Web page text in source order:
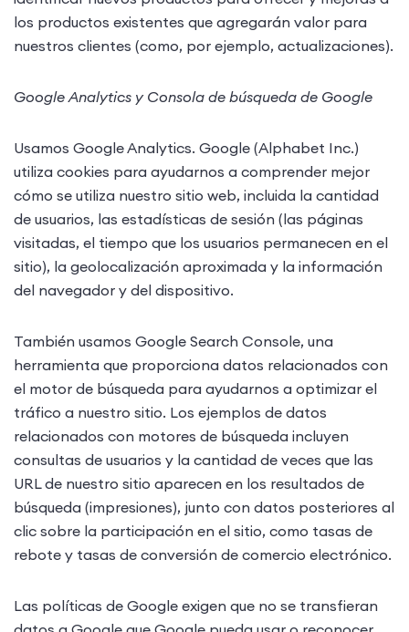
los productos existentes que agregarán valor para
nuestros clientes (como, por ejemplo, actualizaciones).
Google Analytics y Consola de búsqueda de Google
Usamos Google Analytics. Google (Alphabet Inc.)
utiliza cookies para ayudarnos a comprender mejor
cómo se utiliza nuestro sitio web, incluida la cantidad
de usuarios, las estadísticas de sesión (las páginas
visitadas, el tiempo que los usuarios permanecen en el
sitio), la geolocalización aproximada y la información
del navegador y del dispositivo.
También usamos Google Search Console, una
herramienta que proporciona datos relacionados con
el motor de búsqueda para ayudarnos a optimizar el
tráfico a nuestro sitio. Los ejemplos de datos
relacionados con motores de búsqueda incluyen
consultas de usuarios y la cantidad de veces que las
URL de nuestro sitio aparecen en los resultados de
búsqueda (impresiones), junto con datos posteriores al
clic sobre la participación en el sitio, como tasas de
rebote y tasas de conversión de comercio electrónico.
Las políticas de Google exigen que no se transfieran